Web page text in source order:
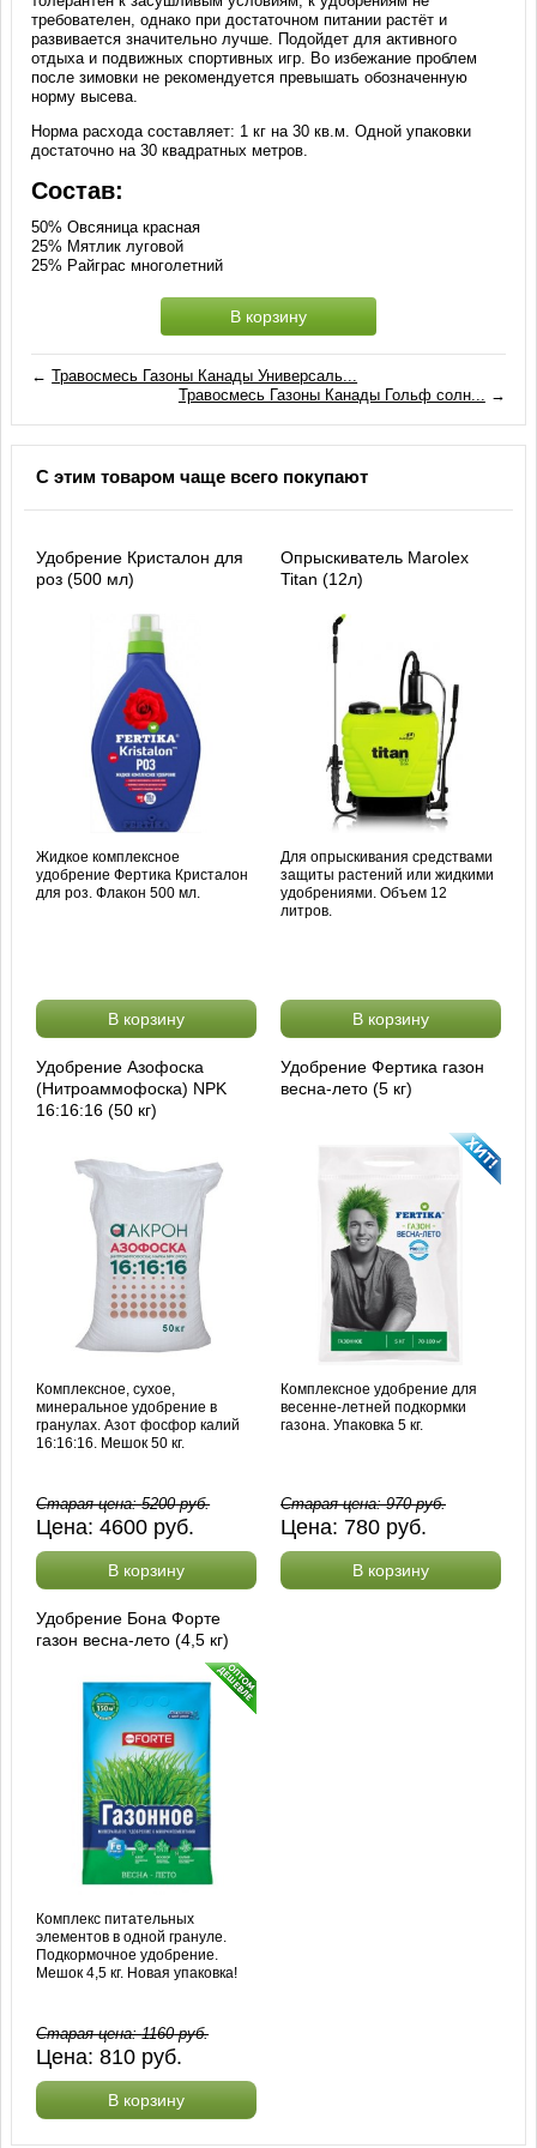
требователен, однако при достаточном питании растёт и
развивается значительно лучше. Подойдет для активного
отдыха и подвижных спортивных игр. Во избежание проблем
после зимовки не рекомендуется превышать обозначенную
норму высева.
Норма расхода составляет: 1 кг на 30 кв.м. Одной упаковки
достаточно на 30 квадратных метров.
Состав:
50% Овсяница красная
25% Мятлик луговой
25% Райграс многолетний
В корзину
←Травосмесь Газоны Канады Универсаль...
Травосмесь Газоны Канады Гольф солн...
→
С этим товаром чаще всего покупают
Удобрение Кристалон для
роз (500 мл)
Жидкое комплексное
удобрение Фертика Кристалон
для роз. Флакон 500 мл.
В корзину
Опрыскиватель Marolex
Titan (12л)
Для опрыскивания средствами
защиты растений или жидкими
удобрениями. Объем 12
литров.
В корзину
Удобрение Азофоска
(Нитроаммофоска) NPK
16:16:16 (50 кг)
Комплексное, сухое,
минеральное удобрение в
гранулах. Азот фосфор калий
16:16:16. Мешок 50 кг.
Старая цена:5200руб.
Цена:4600 руб.
В корзину
Удобрение Фертика газон
весна-лето (5 кг)
Комплексное удобрение для
весенне-летней подкормки
газона. Упаковка 5 кг.
Старая цена:970руб.
Цена: 780 руб.
В корзину
Удобрение Бона Форте
газон весна-лето (4,5 кг)
Комплекс питательных
элементов в одной грануле.
Подкормочное удобрение.
Мешок 4,5 кг. Новая упаковка!
Старая цена:1160руб.
Цена:810 руб.
В корзину